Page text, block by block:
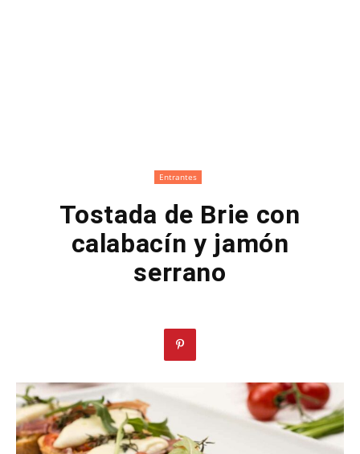
Entrantes
Tostada de Brie con
calabacín y jamón
serrano